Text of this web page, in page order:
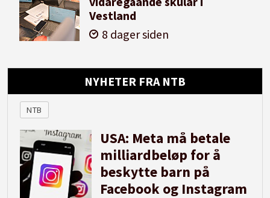
Vestland
8 dager siden
NYHETER FRA NTB
NTB
USA: Meta må betale
milliardbeløp for å
beskytte barn på
Facebook og Instagram